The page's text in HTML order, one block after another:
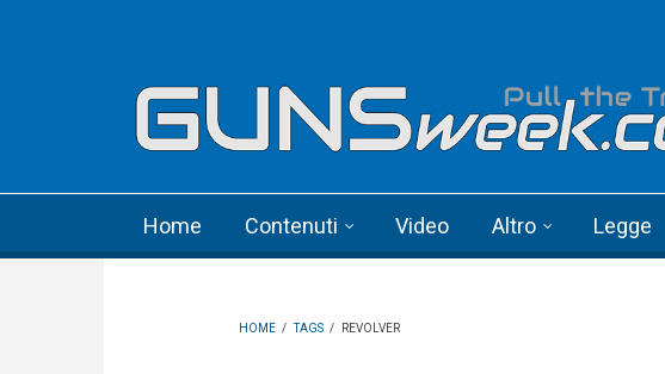
Home Contenuti Video Altro Legge
HOME / TAGS / REVOLVER